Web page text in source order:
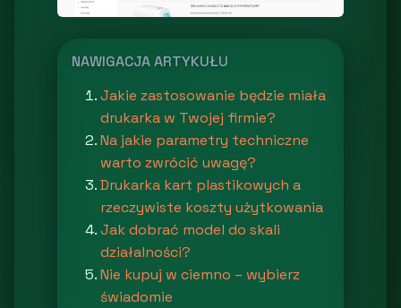
NAWIGACJA ARTYKUŁU
Jakie zastosowanie będzie miała
drukarka w Twojej firmie?
Na jakie parametry techniczne
warto zwrócić uwagę?
Drukarka kart plastikowych a
rzeczywiste koszty użytkowania
Jak dobrać model do skali
działalności?
Nie kupuj w ciemno – wybierz
świadomie